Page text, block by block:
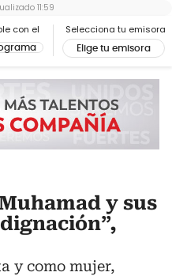
con el Selecciona tu emisora
Elige tu emisora
11:59
y sus
y como mujer,